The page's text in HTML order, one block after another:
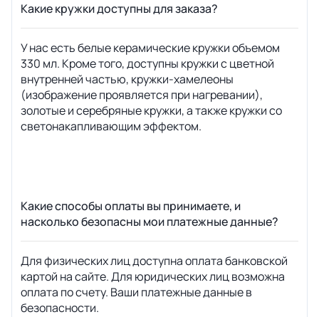
Какие кружки доступны для заказа?
У нас есть белые керамические кружки объемом
330 мл. Кроме того, доступны кружки с цветной
внутренней частью, кружки-хамелеоны
(изображение проявляется при нагревании),
золотые и серебряные кружки, а также кружки со
светонакапливающим эффектом.
Какие способы оплаты вы принимаете, и
насколько безопасны мои платежные данные?
Для физических лиц доступна оплата банковской
картой на сайте. Для юридических лиц возможна
оплата по счету. Ваши платежные данные в
безопасности.